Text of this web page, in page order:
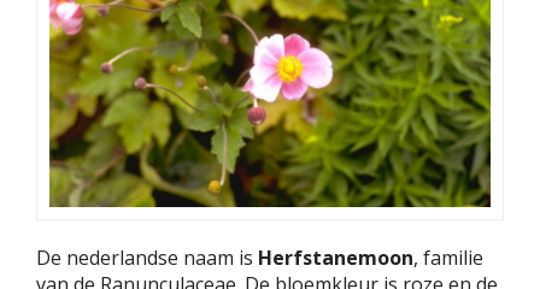
De nederlandse naam is Herfstanemoon, familie